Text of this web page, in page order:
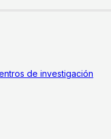
de investigación